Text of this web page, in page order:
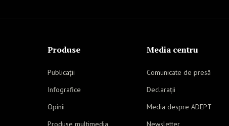
Produse
Publicații
Infografice
Opinii
Produse multimedia
Media centru
Comunicate de presă
Declarații
Media despre ADEPT
Newsletter